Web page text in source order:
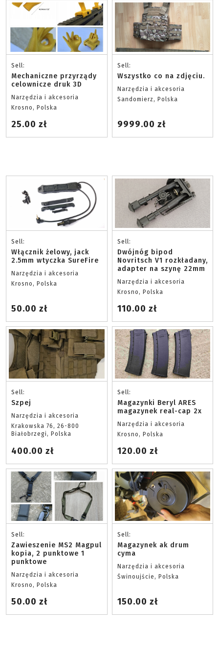
Sell:
Mechaniczne przyrządy
celownicze druk 3D
Narzędzia i akcesoria
Krosno, Polska
25.00 zł
Sell:
Wszystko co na zdjęciu.
Narzędzia i akcesoria
Sandomierz, Polska
9999.00 zł
Sell:
Włącznik żelowy, jack
2.5mm wtyczka SureFire
Narzędzia i akcesoria
Krosno, Polska
50.00 zł
Sell:
Dwójnóg bipod
Novritsch V1 rozkładany,
adapter na szynę 22mm
Narzędzia i akcesoria
Krosno, Polska
110.00 zł
Sell:
Szpej
Narzędzia i akcesoria
Krakowska 76, 26-800
Białobrzegi, Polska
400.00 zł
Sell:
Magazynki Beryl ARES
magazynek real-cap 2x
Narzędzia i akcesoria
Krosno, Polska
120.00 zł
Sell:
Zawieszenie MS2 Magpul
kopia, 2 punktowe 1
punktowe
Narzędzia i akcesoria
Krosno, Polska
50.00 zł
Sell:
Magazynek ak drum
cyma
Narzędzia i akcesoria
Świnoujście, Polska
150.00 zł